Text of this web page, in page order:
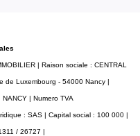
| Raison sociale : CENTRAL
de Luxembourg - 54000 Nancy |
| Numero TVA
: SAS | Capital social : 100 000 |
/ 26727 |